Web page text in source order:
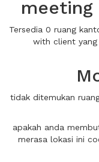
Tersedia 0 ruang
with client yang
tidak ditemukan
apakah anda
merasa lokasi ini